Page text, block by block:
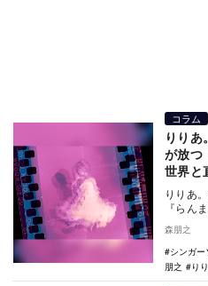
コラム
りり
が放
世界と
みも
りりあ
『らん
『「あ
森朋之
シンガー
朋之
りり